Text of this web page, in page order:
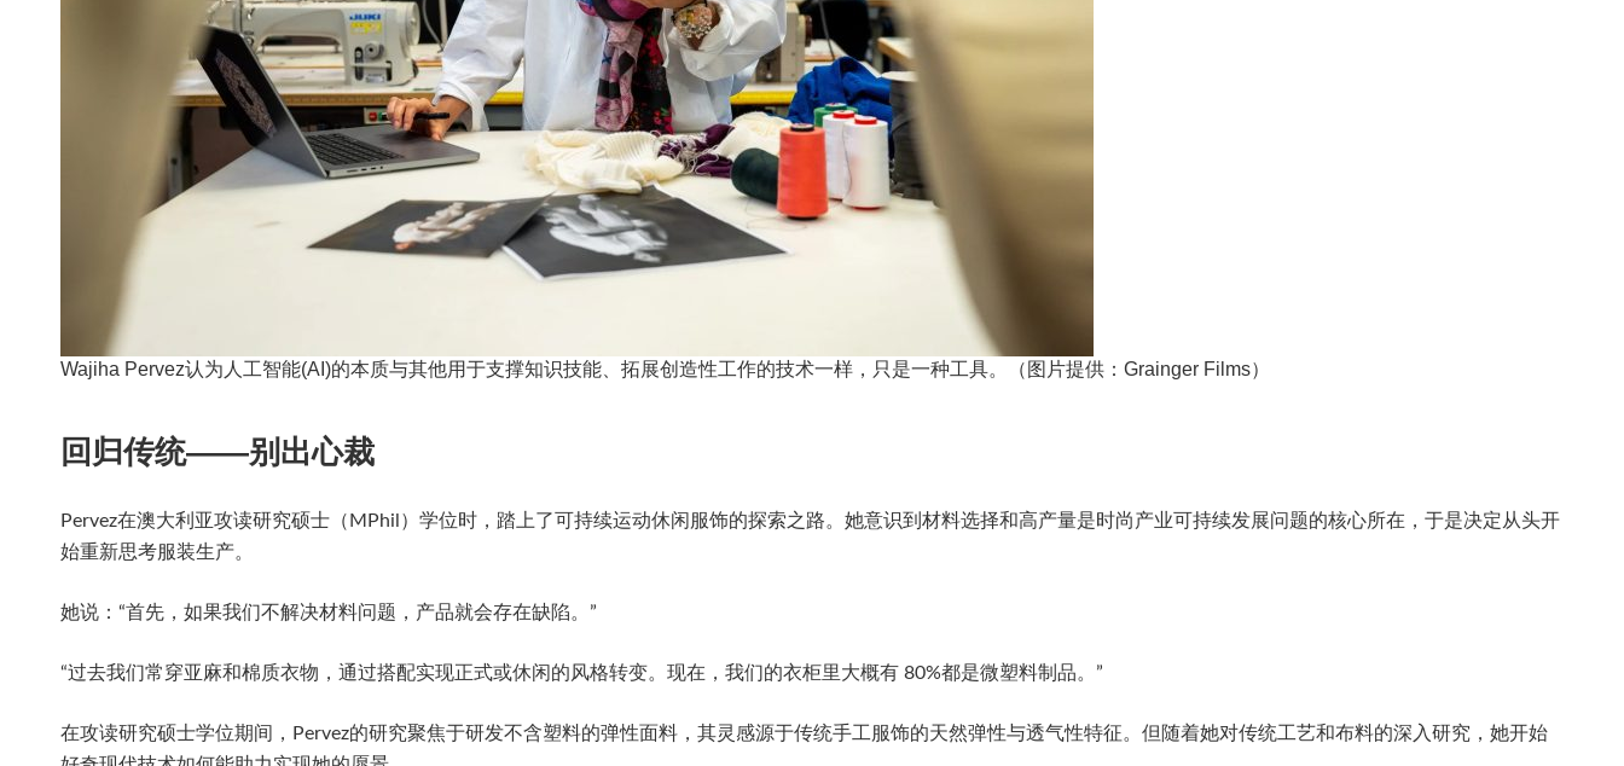
Wajiha Pervez认为人工智能(AI)的本质与其他用于支撑知识技能、拓展创造性工作的技术一样，只是一种工具。（图片提供：Grainger Films）
回归传统——别出心裁
Pervez在澳大利亚攻读研究硕士（MPhil）学位时，踏上了可持续运动休闲服饰的探索之路。她意识到材料选择和高产量是时尚产业可持续发展问题的核心所在，于是决定从头开
始重新思考服装生产。
她说：“首先，如果我们不解决材料问题，产品就会存在缺陷。”
“过去我们常穿亚麻和棉质衣物，通过搭配实现正式或休闲的风格转变。现在，我们的衣柜里大概有 80%都是微塑料制品。”
在攻读研究硕士学位期间，Pervez的研究聚焦于研发不含塑料的弹性面料，其灵感源于传统手工服饰的天然弹性与透气性特征。但随着她对传统工艺和布料的深入研究，她开始